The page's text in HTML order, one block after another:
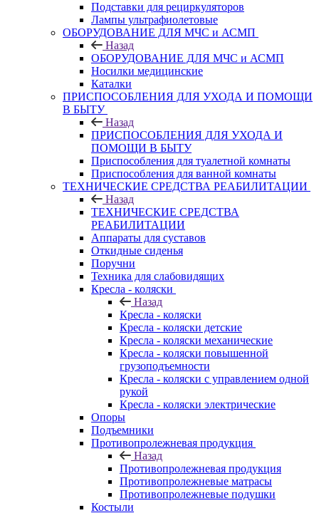
Подставки для рециркуляторов
Лампы ультрафиолетовые
ОБОРУДОВАНИЕ ДЛЯ МЧС и АСМП
Назад
ОБОРУДОВАНИЕ ДЛЯ МЧС и АСМП
Носилки медицинские
Каталки
ПРИСПОСОБЛЕНИЯ ДЛЯ УХОДА И ПОМОЩИ
В БЫТУ
Назад
ПРИСПОСОБЛЕНИЯ ДЛЯ УХОДА И
ПОМОЩИ В БЫТУ
Приспособления для туалетной комнаты
Приспособления для ванной комнаты
ТЕХНИЧЕСКИЕ СРЕДСТВА РЕАБИЛИТАЦИИ
Назад
ТЕХНИЧЕСКИЕ СРЕДСТВА
РЕАБИЛИТАЦИИ
Аппараты для суставов
Откидные сиденья
Поручни
Техника для слабовидящих
Кресла - коляски
Назад
Кресла - коляски
Кресла - коляски детские
Кресла - коляски механические
Кресла - коляски повышенной
грузоподъемности
Кресла - коляски с управлением одной
рукой
Кресла - коляски электрические
Опоры
Подъемники
Противопролежневая продукция
Назад
Противопролежневая продукция
Противопролежневые матрасы
Противопролежневые подушки
Костыли